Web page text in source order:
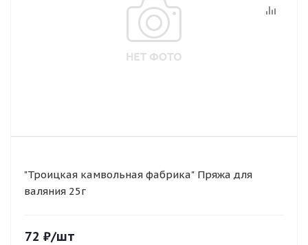
"Троицкая камвольная фабрика" Пряжа для
валяния 25г
72 ₽/шт